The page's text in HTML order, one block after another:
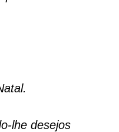
lhe desejos